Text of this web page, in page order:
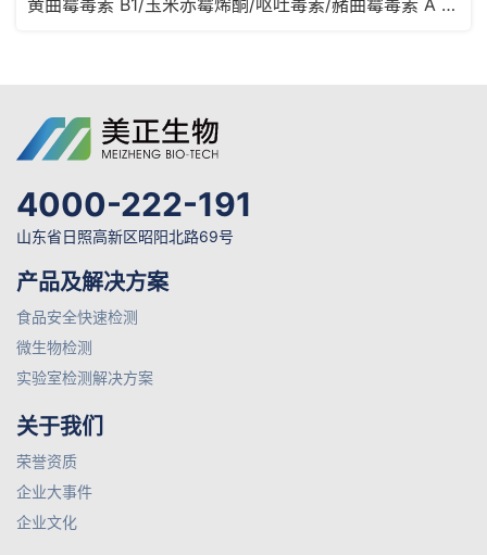
黄曲霉毒素 B1/玉米赤霉烯酮/呕吐毒素/赭曲霉毒素 A 四合一免疫亲和柱
4000-222-191
山东省日照高新区昭阳北路69号
产品及解决方案
食品安全快速检测
微生物检测
实验室检测解决方案
关于我们
荣誉资质
企业大事件
企业文化